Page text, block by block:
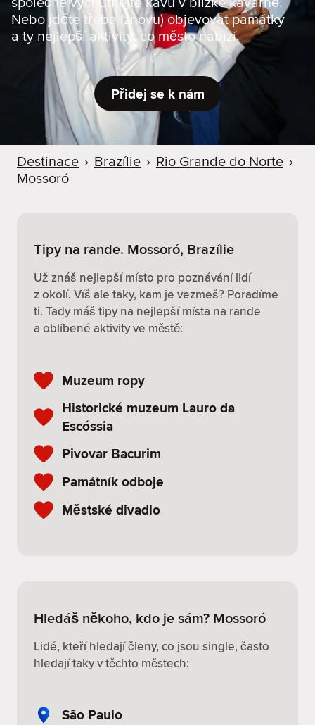
u
společně vychutnejte kávu v blízké kavárně.
Nebo jděte třeba (znovu) objevovat památky
a ty nejlepší aktivity, co město nabízí.
Přidej se k nám
Destinace › Brazílie › Rio Grande do Norte ›
Mossoró
Tipy na rande. Mossoró, Brazílie
Už znáš nejlepší místo pro poznávání lidí
z okolí. Víš ale taky, kam je vezmeš? Poradíme
ti. Tady máš tipy na nejlepší místa na rande
a oblíbené aktivity ve městě:
Muzeum ropy
Historické muzeum Lauro da
Escóssia
Pivovar Bacurim
Památník odboje
Městské divadlo
Hledáš někoho, kdo je sám? Mossoró
Lidé, kteří hledají členy, co jsou single, často
hledají taky v těchto městech:
São Paulo